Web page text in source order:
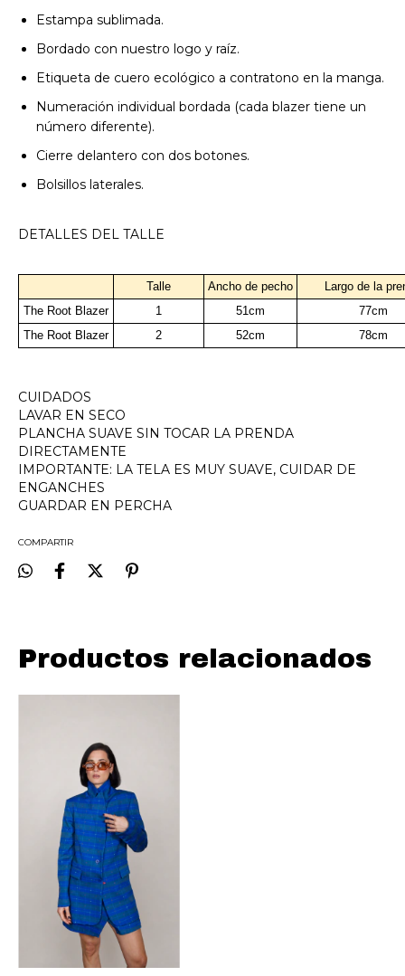
Estampa sublimada.
Bordado con nuestro logo y raíz.
Etiqueta de cuero ecológico a contratono en la manga.
Numeración individual bordada (cada blazer tiene un
número diferente).
Cierre delantero con dos botones.
Bolsillos laterales.
DETALLES DEL TALLE
Talle Ancho de pecho
Largo de la
The Root Blazer
1 51cm
77cm
The Root Blazer
2 52cm 78cm
CUIDADOS
LAVAR EN SECO
PLANCHA SUAVE SIN TOCAR LA PRENDA
DIRECTAMENTE
IMPORTANTE: LA TELA ES MUY SUAVE, CUIDAR DE
ENGANCHES
GUARDAR EN PERCHA
COMPARTIR
Productos relacionados